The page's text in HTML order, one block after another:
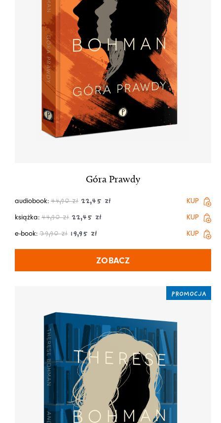
Góra Prawdy
audiobook: 44,90zł 22,45 zł
KUP
książka: 44,90zł 22,45 zł
KUP
e-book: 39,90zł 19,95 zł KUP
ZOBACZ
PROMOCJA